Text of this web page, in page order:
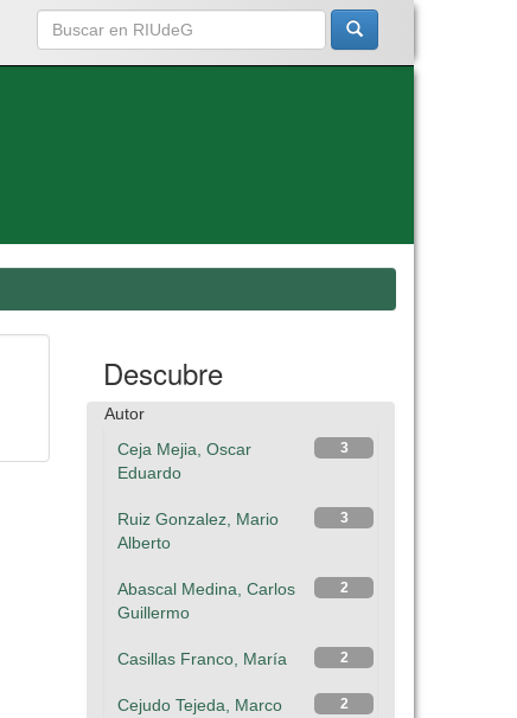
Descubre
Autor
3
Ceja Mejia, Oscar
Eduardo
3
Ruiz Gonzalez, Mario
Alberto
2
Abascal Medina, Carlos
Guillermo
2
Casillas Franco, María
2
Cejudo Tejeda, Marco